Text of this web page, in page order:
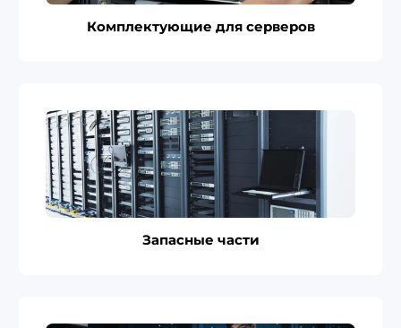
Комплектующие для серверов
Запасные части